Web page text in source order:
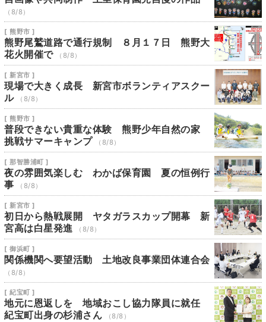
（8/8）
[ 熊野市 ]
熊野尾鷲道路で通行規制 ８月１７日 熊野大
花火開催で
（8/8）
[ 新宮市 ]
現場で大きく成長 新宮市ボランティアスクー
ル
（8/8）
[ 熊野市 ]
普段できない貴重な体験 熊野少年自然の家
挑戦サマーキャンプ
（8/8）
[ 那智勝浦町 ]
夜の雰囲気楽しむ わかば保育園 夏の恒例行
事
（8/8）
[ 新宮市 ]
初日から熱戦展開 ヤタガラスカップ開幕 新
宮高は白星発進
（8/8）
[ 御浜町 ]
関係機関へ要望活動 土地改良事業団体連合会
（8/8）
[ 紀宝町 ]
地元に恩返しを 地域おこし協力隊員に就任
紀宝町出身の杉浦さん
（8/8）